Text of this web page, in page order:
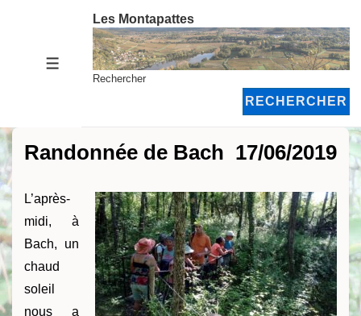
MENU
Les Montapattes
Rechercher
RECHERCHER
Randonnée de Bach 17/06/2019
L’après-
midi, à
Bach, un
chaud
soleil
nous a